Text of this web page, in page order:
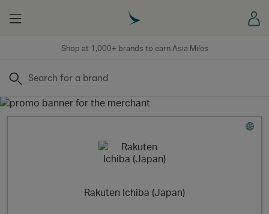
Shop at 1,000+ brands to earn Asia Miles
Menu
Search
Rakuten Ichiba (Japan)